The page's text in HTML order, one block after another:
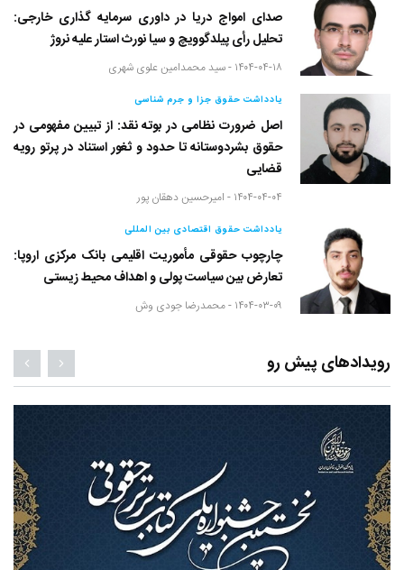
صدای امواج دریا در داوری سرمایه گذاری خارجی:
تحلیل رأی پیلدگوویچ و سیا نورث استار علیه نروژ
۱۴۰۴-۰۴-۱۸ - سید محمدامین علوی شهری
یادداشت حقوق جزا و جرم شناسی
اصل ضرورت نظامی در بوته نقد: از تبیین مفهومی در
حقوق بشردوستانه تا حدود و ثغور استناد در پرتو رویه
قضایی
۱۴۰۴-۰۴-۰۴ - امیرحسین دهقان پور
یادداشت حقوق اقتصادی بین المللی
چارچوب حقوقی مأموریت اقلیمی بانک مرکزی اروپا:
تعارض بین سیاست پولی و اهداف محیط زیستی
۱۴۰۴-۰۳-۰۹ - محمدرضا جودی وش
رویدادهای پیش رو